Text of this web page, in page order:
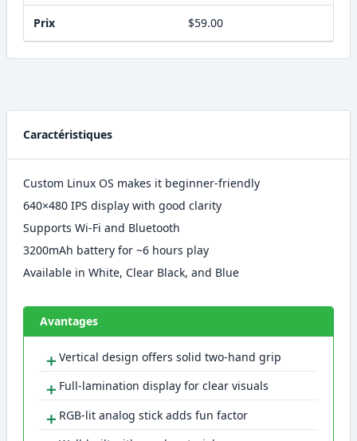
Prix $59.00
Caractéristiques
Custom Linux OS makes it beginner-friendly
640×480 IPS display with good clarity
Supports Wi-Fi and Bluetooth
3200mAh battery for ~6 hours play
Available in White, Clear Black, and Blue
Avantages
＋ Vertical design offers solid two-hand grip
＋ Full-lamination display for clear visuals
＋ RGB-lit analog stick adds fun factor